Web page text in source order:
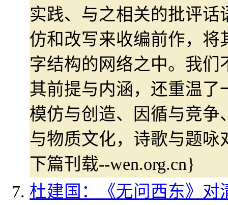
实践、与之相关的批评
仿和改写来收编前作，
字结构的网络之中。我
其前提与内涵，还重温
模仿与创造、因循与竞
与物质文化，诗歌与题
下篇刊载--wen.org.cn}
杜建国：《无问西东》对